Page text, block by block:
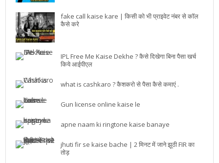
fake call kaise kare | किसी को भी प्राइवेट नंबर से कॉल
कैसे करे
IPL Free Me Kaise Dekhe ? कैसे दिखेगा बिना पैसा खर्च
किये आईपीएल
what is cashkaro ? कैशकरो से पैसा कैसे कमाएं .
Gun license online kaise le
apne naam ki ringtone kaise banaye
jhuti fir se kaise bache | 2 मिनट में जाने झूठी FIR का
तोड़